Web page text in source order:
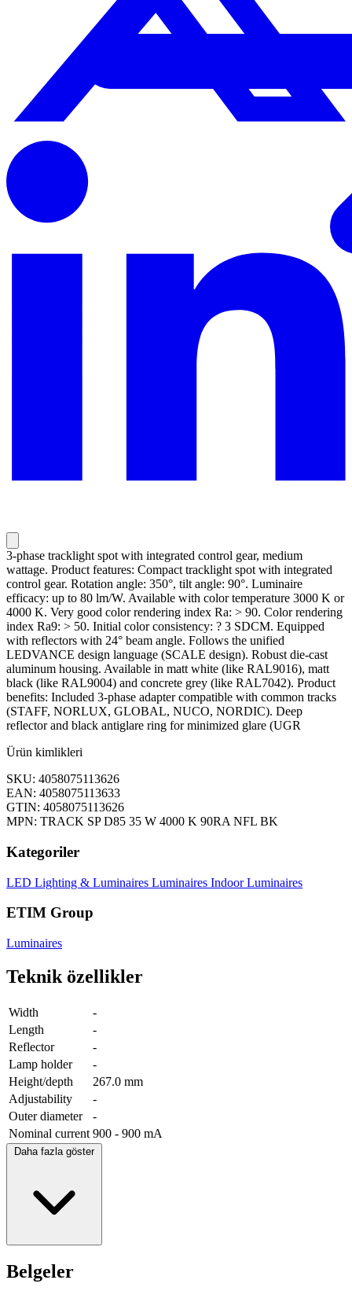
3-phase tracklight spot with integrated control gear, medium
wattage. Product features: Compact tracklight spot with integrated
control gear. Rotation angle: 350°, tilt angle: 90°. Luminaire
efficacy: up to 80 lm/W. Available with color temperature 3000 K or
4000 K. Very good color rendering index Ra: > 90. Color rendering
index Ra9: > 50. Initial color consistency: ? 3 SDCM. Equipped
with reflectors with 24° beam angle. Follows the unified
LEDVANCE design language (SCALE design). Robust die-cast
aluminum housing. Available in matt white (like RAL9016), matt
black (like RAL9004) and concrete grey (like RAL7042). Product
benefits: Included 3-phase adapter compatible with common tracks
(STAFF, NORLUX, GLOBAL, NUCO, NORDIC). Deep
reflector and black antiglare ring for minimized glare (UGR
Ürün kimlikleri
SKU: 4058075113626
EAN: 4058075113633
GTIN: 4058075113626
MPN: TRACK SP D85 35 W 4000 K 90RA NFL BK
Kategoriler
LED Lighting & Luminaires Luminaires Indoor Luminaires
ETIM Group
Luminaires
Teknik özellikler
Width
-
Length
-
Reflector
-
Lamp holder
-
Height/depth
267.0 mm
Adjustability
-
Outer diameter
-
Nominal current 900 - 900 mA
Daha fazla göster
Belgeler